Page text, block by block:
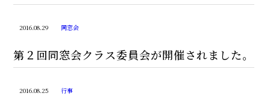
2016.08.29 同窓会
第２回同窓会クラス委員会が開催されました。
2016.08.25 行事